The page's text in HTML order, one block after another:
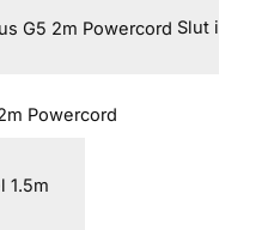
Slut i
Powercord